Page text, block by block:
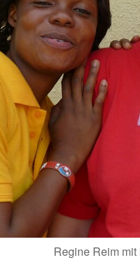
Regine Reim